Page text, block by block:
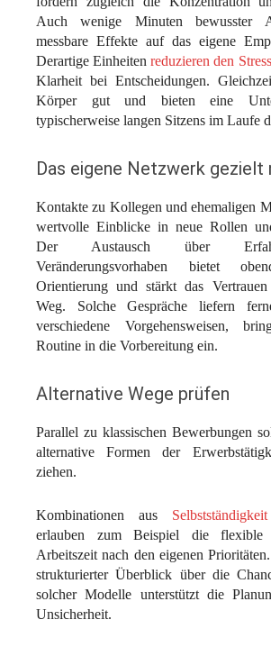
Auch wenige Minuten bewusster
messbare Effekte auf das eigene
Derartige Einheitenreduzieren den Stress
Klarheit bei Entscheidungen.
Körper gut und bieten eine
typischerweise langen Sitzens im Laufe
Das eigene Netzwerk gezielt
Kontakte zu Kollegen und ehemaligen
wertvolle Einblicke in neue Rollen
Der Austausch über
Veränderungsvorhaben bietet
Orientierung und stärkt das
Weg. Solche Gespräche liefern
verschiedene Vorgehensweisen,
Routine in die Vorbereitung ein.
Alternative Wege prüfen
Parallel zu klassischen Bewerbungen
alternative Formen der
ziehen.
Kombinationen aus
erlauben zum Beispiel die flexible
Arbeitszeit nach den eigenen
strukturierter Überblick über die
solcher Modelle unterstützt die
Unsicherheit.